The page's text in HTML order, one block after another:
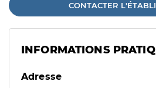
CONTACTER
INFORMATIONS
Adresse